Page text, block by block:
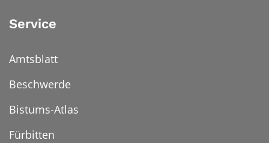
Service
Amtsblatt
Beschwerde
Bistums-Atlas
Fürbitten